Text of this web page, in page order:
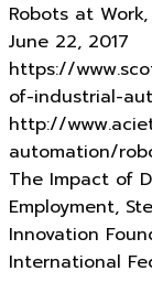
Robots at
June 22, 2017
https://
of-industrial-
http://
automation/
The Impact of
Employment,
Innovation
International